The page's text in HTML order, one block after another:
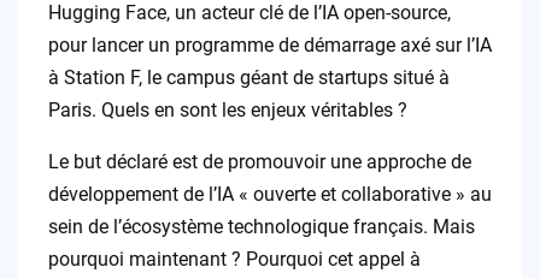
Hugging Face, un acteur clé de l’IA open-source,
pour lancer un programme de démarrage axé sur l’IA
à Station F, le campus géant de startups situé à
Paris. Quels en sont les enjeux véritables ?
Le but déclaré est de promouvoir une approche de
développement de l’IA « ouverte et collaborative » au
sein de l’écosystème technologique français. Mais
pourquoi maintenant ? Pourquoi cet appel à